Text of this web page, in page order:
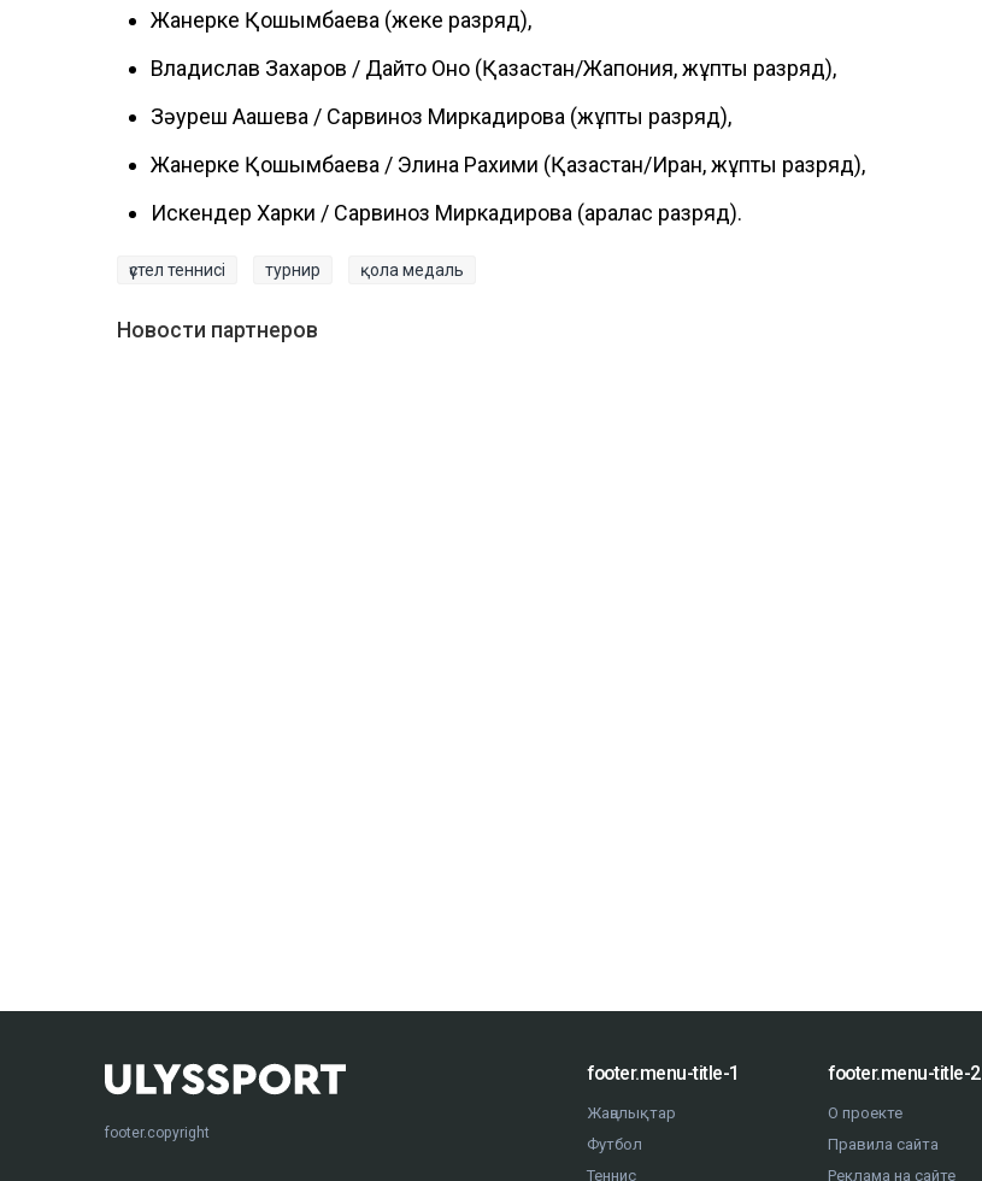
Жанерке Қошқымбаева (жеке разряд),
Владислав Захаров / Дайто Оно (Қазақстан/Жапония, жұптық разряд),
Зәуреш Ақашева / Сарвиноз Миркадирова (жұптық разряд),
Жанерке Қошқымбаева / Элина Рахими (Қазақстан/Иран, жұптық разряд),
Искендер Харки / Сарвиноз Миркадирова (аралас разряд).
үстел теннисі турнир қола медаль
Новости партнеров
footer.copyright
footer.menu-title-1
Жаңалықтар
Футбол
Теннис
footer.menu-title-2
О проекте
Правила сайта
Реклама на сайте